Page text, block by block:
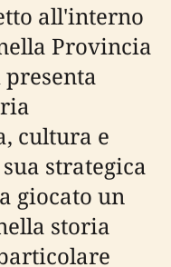
all'interno
Provincia
cultura e
strategica
giocato un
storia